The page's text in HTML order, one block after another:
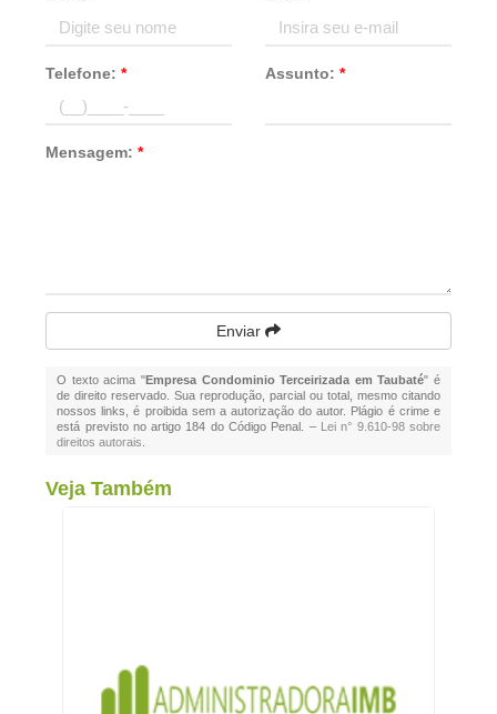
Telefone:* Assunto: *
Mensagem:*
Enviar
O texto acima "Empresa Condominio Terceirizada em Taubaté" é
de direito reservado. Sua reprodução, parcial ou total, mesmo citando
nossos links, é proibida sem a autorização do autor. Plágio é crime e
está previsto no artigo 184 do Código Penal. – Lei n° 9.610-98 sobre
direitos autorais
Veja Também